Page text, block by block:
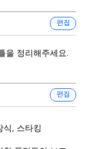
편집
을 정리해주세요.
편집
식, 스타킹